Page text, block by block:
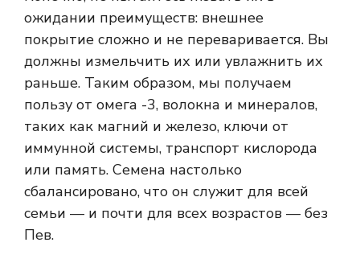
ожидании преимуществ: внешнее
покрытие сложно и не переваривается. Вы
должны измельчить их или увлажнить их
раньше. Таким образом, мы получаем
пользу от омега -3, волокна и минералов,
таких как магний и железо, ключи от
иммунной системы, транспорт кислорода
или память. Семена настолько
сбалансировано, что он служит для всей
семьи — и почти для всех возрастов — без
Пев.